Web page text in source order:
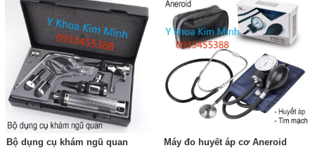
Bộ dụng cụ khám ngũ quan Máy đo huyết áp cơ Aneroid